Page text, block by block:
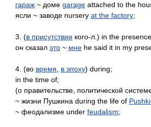
гараж ~ доме garage attached to the
ясли ~ заводе nursery at the factory;
3. (в присутствии кого-л.) in the
он сказал это ~ мне he said it in my
4. (вo время в эпоху) during;
in the time of;
(о правительстве, политической
~ жизни Пушкина during the life of
~ феодализме under feudalism;